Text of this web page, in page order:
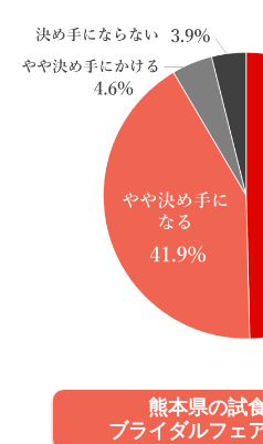
熊本県の試
ブライダルフェ